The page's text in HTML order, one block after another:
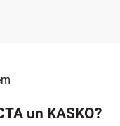
un KASKO?